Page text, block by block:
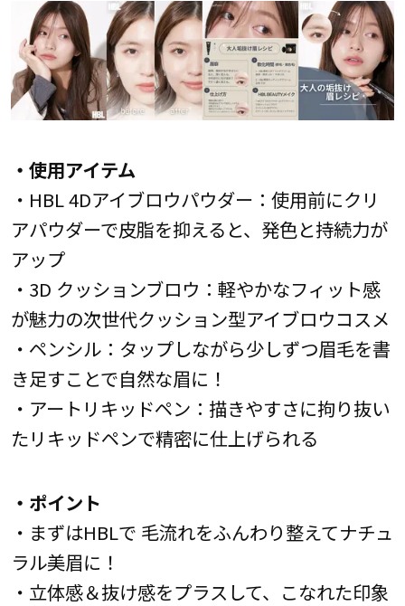
・使用アイテム
・HBL 4Dアイブロウパウダー：使用前にクリ
アパウダーで皮脂を抑えると、発色と持続力が
アップ
・3D クッションブロウ：軽やかなフィット感
が魅力の次世代クッション型アイブロウコスメ
・ペンシル：タップしながら少しずつ眉毛を書
き足すことで自然な眉に！
・アートリキッドペン：描きやすさに拘り抜い
たリキッドペンで精密に仕上げられる
・ポイント
・まずはHBLで 毛流れをふんわり整えてナチュ
ラル美眉に！
・立体感＆抜け感をプラスして、こなれた印象